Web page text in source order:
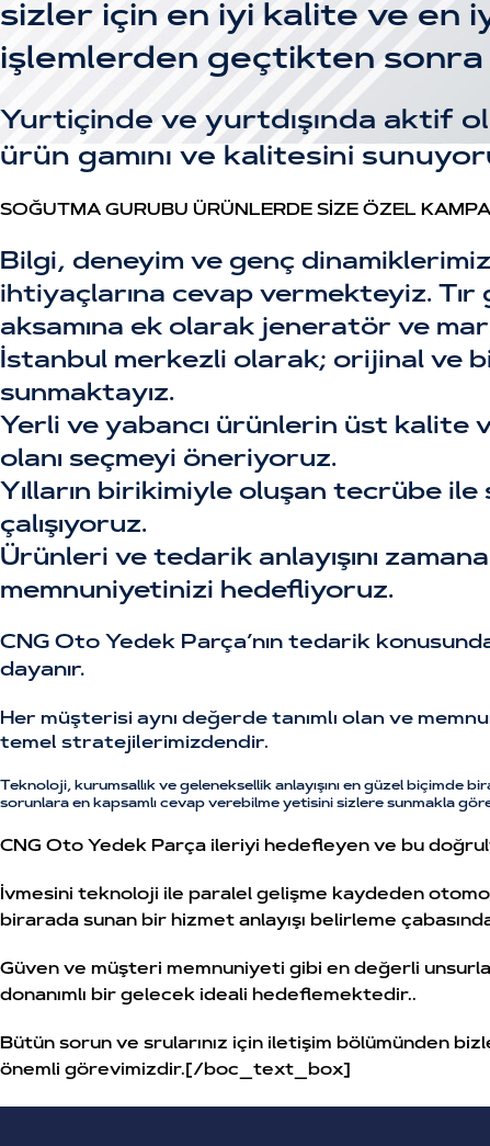
sizler için en iyi kalite ve en
işlemlerden geçtikten sonra
Yurtiçinde ve yurtdışında aktif
ürün gamını ve kalitesini
SOĞUTMA GURUBU ÜRÜNLERDE SİZE ÖZEL
Bilgi, deneyim ve genç
ihtiyaçlarına cevap vermekteyiz.
aksamına ek olarak jeneratör ve
İstanbul merkezli olarak; orijinal ve
sunmaktayız.
Yerli ve yabancı ürünlerin üst kalite
olanı seçmeyi öneriyoruz.
Yılların birikimiyle oluşan tecrübe ile
çalışıyoruz.
Ürünleri ve tedarik anlayışını
memnuniyetinizi hedefliyoruz.
CNG Oto Yedek Parça’nın tedarik
dayanır.
Her müşterisi aynı değerde tanımlı olan ve
temel stratejilerimizdendir.
Teknoloji, kurumsallık ve geleneksellik anlayışını en güzel biçimde
sorunlara en kapsamlı cevap verebilme yetisini sizlere sunmakla
CNG Oto Yedek Parça ileriyi hedefleyen ve bu
İvmesini teknoloji ile paralel gelişme kaydeden
birarada sunan bir hizmet anlayışı belirleme
Güven ve müşteri memnuniyeti gibi en değerli
donanımlı bir gelecek ideali hedeflemektedir..
Bütün sorun ve srularınız için iletişim bölümünden
önemli görevimizdir.[/boc_text_box]